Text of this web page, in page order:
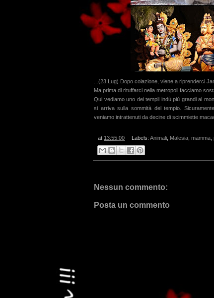
...(23 Lug) Dopo colazione, viene a riprenderci
Ma prima di rituffarci nella metropoli facciamo
Qui vediamo uno dei templi indù più grandi al
si arriva sulla sommità del tempio.
veniamo intrattenuti da decine di scimmiette
at 13:55:00 Labels: Animali, Malesia, mamma,
Nessun commento:
Posta un commento